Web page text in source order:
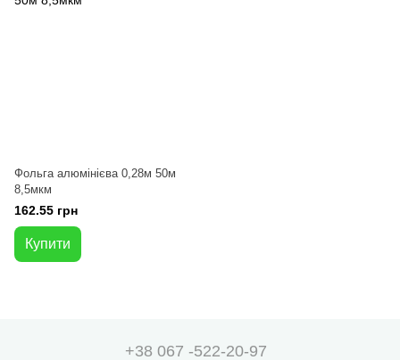
Фольга алюмінієва 0,28м 50м
8,5мкм
162.55 грн
Купити
+38 067 -522-20-97